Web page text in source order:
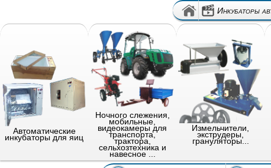
Инкубаторы
Автоматические
инкубаторы для яиц
Ночного слежения,
мобильные,
видеокамеры для
транспорта,
трактора,
сельхозтехника и
навесное ...
Измельчители,
экструдеры,
грануляторы...